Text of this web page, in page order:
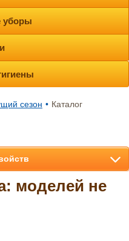
уборы
сезон • Каталог
моделей не